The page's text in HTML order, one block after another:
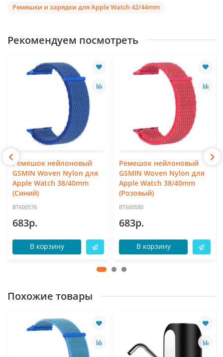
Ремешки и зарядки для Apple Watch 42/44mm
Рекомендуем посмотреть
Ремешок нейлоновый
GSMIN Woven Nylon для
Apple Watch 38/40mm
(Синий)
BT600576
683р.
В корзину
Ремешок нейлоновый
GSMIN Woven Nylon для
Apple Watch 38/40mm
(Розовый)
BT600580
683р.
В корзину
Похожие товары